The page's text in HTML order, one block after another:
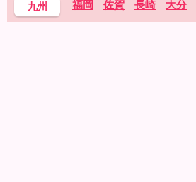
九州 福岡 佐賀 長崎 大分